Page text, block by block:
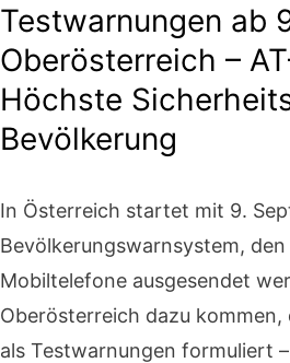
Testwarnungen ab
Oberösterreich –
Höchste
Bevölkerung
In Österreich startet mit 9.
Bevölkerungswarnsystem,
Mobiltelefone ausgesendet
Oberösterreich dazu
als Testwarnungen formuliert